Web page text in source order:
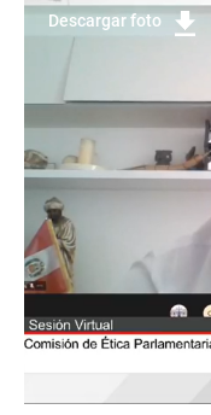
Descargar foto